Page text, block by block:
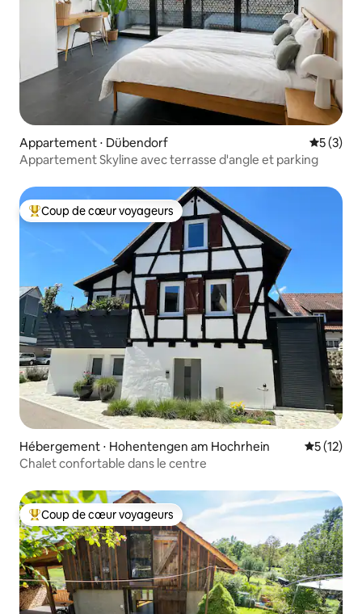
Appartement ⋅ Dübendorf
5 (3)
Appartement Skyline avec terrasse d'angle et parking
Coups de cœur voyageurs les plus appréciés
Coup de cœur voyageurs
Hébergement ⋅ Hohentengen am Hochrhein
5 (12)
Chalet confortable dans le centre
Coups de cœur voyageurs les plus appréciés
Coup de cœur voyageurs